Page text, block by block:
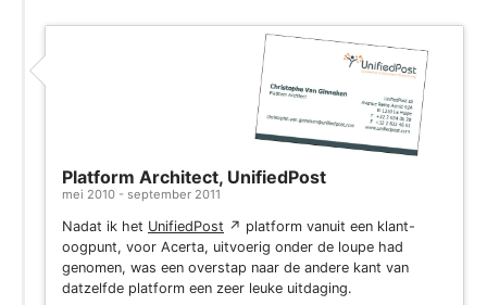
Platform Architect, UnifiedPost
mei 2010 - september 2011
Nadat ik het UnifiedPost ↗ platform vanuit een klant-
oogpunt, voor Acerta, uitvoerig onder de loupe had
genomen, was een overstap naar de andere kant van
datzelfde platform een zeer leuke uitdaging.